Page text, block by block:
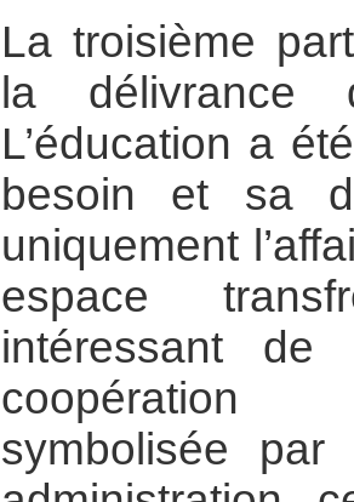
La troisième
la délivrance
L’éducation a
besoin et sa
uniquement
espace
intéressant de
symbolisée